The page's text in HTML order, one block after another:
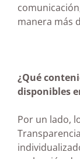
manera más
¿Qué
disponibles
Por un lado,